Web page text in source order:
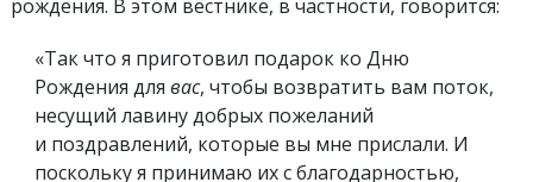
рождения. В этом вестнике, в частности, говорится:
«Так что я приготовил подарок ко Дню
Рождения для вас, чтобы возвратить вам поток,
несущий лавину добрых пожеланий
и поздравлений, которые вы мне прислали. И
поскольку я принимаю их с благодарностью,